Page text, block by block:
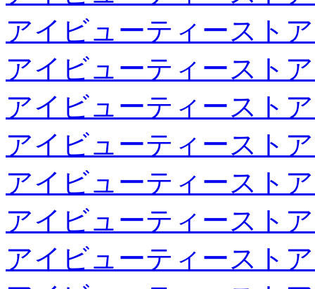
アイビューティースト
アイビューティースト
アイビューティースト
アイビューティースト
アイビューティースト
アイビューティースト
アイビューティースト